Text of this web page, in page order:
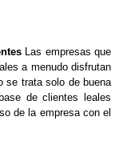
Las empresas que
a menudo disfrutan
se trata solo de buena
de clientes leales
de la empresa con el